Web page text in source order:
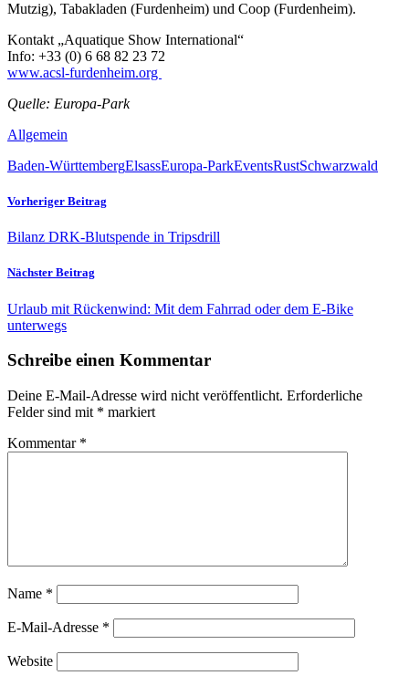
Mutzig), Tabakladen (Furdenheim) und Coop (Furdenheim).
Kontakt „Aquatique Show International“
Info: +33 (0) 6 68 82 23 72
www.acsl-furdenheim.org
Quelle: Europa-Park
Allgemein
Baden-WürttembergElsassEuropa-ParkEventsRustSchwarzwald
Vorheriger Beitrag
Bilanz DRK-Blutspende in Tripsdrill
Nächster Beitrag
Urlaub mit Rückenwind: Mit dem Fahrrad oder dem E-Bike
unterwegs
Schreibe einen Kommentar
Deine E-Mail-Adresse wird nicht veröffentlicht. Erforderliche
Felder sind mit * markiert
Kommentar *
Name *
E-Mail-Adresse *
Website